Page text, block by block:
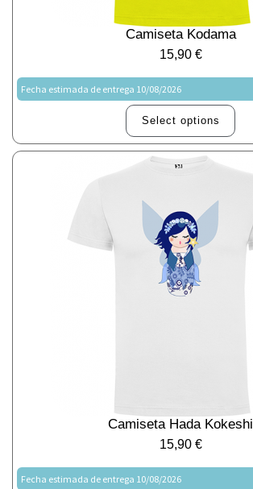
Camiseta Kodama
15,90 €
Fecha estimada de entrega 10/08/2026
Select options
Camiseta Hada Kokeshi
15,90 €
Fecha estimada de entrega 10/08/2026